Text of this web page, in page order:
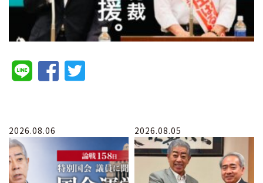
2026.08.06 2026.08.05